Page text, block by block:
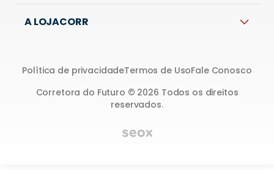
A LOJACORR
Corretora do Futuro © 2026 Todos os direitos
reservados.
Política de privacidadeTermos de UsoFale Conosco